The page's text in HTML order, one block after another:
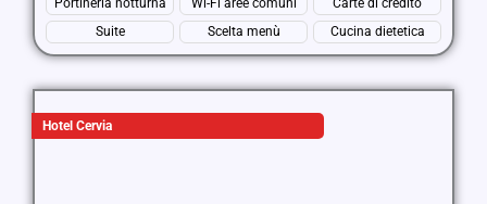
Portineria notturna Wi-Fi aree comuni
Carte di credito
Suite
Scelta menù Cucina dietetica
Hotel Cervia